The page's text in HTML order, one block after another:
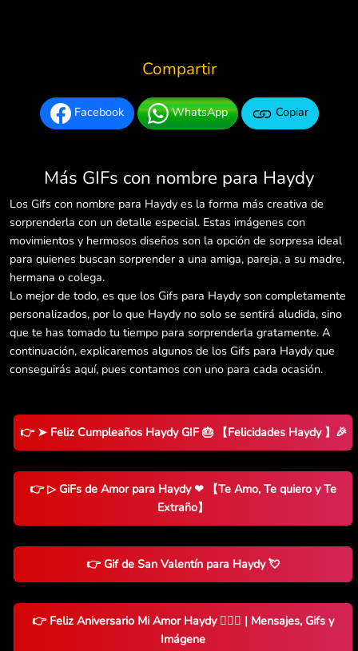
Compartir
Facebook WhatsApp Copiar
Más GIFs con nombre para Haydy
Los Gifs con nombre para Haydy es la forma más creativa de
sorprenderla con un detalle especial. Estas imágenes con
movimientos y hermosos diseños son la opción de sorpresa ideal
para quienes buscan sorprender a una amiga, pareja, a su madre,
hermana o colega.
Lo mejor de todo, es que los Gifs para Haydy son completamente
personalizados, por lo que Haydy no solo se sentirá aludida, sino
que te has tomado tu tiempo para sorprenderla gratamente. A
continuación, explicaremos algunos de los Gifs para Haydy que
conseguirás aquí, pues contamos con uno para cada ocasión.
👉 ➤ Feliz Cumpleaños Haydy GIF 🎂 【Felicidades Haydy 】🎉
👉 ▷ GiFs de Amor para Haydy ❤ 【Te Amo, Te quiero y Te
Extraño】
👉 Gif de San Valentín para Haydy 💘
👉 Feliz Aniversario Mi Amor Haydy 👨‍❤️‍👨 | Mensajes, Gifs y
Imágene